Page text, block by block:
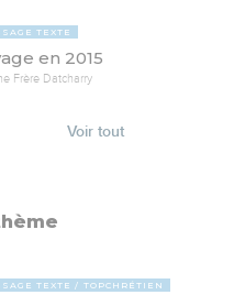
TEXTE
en 2015
Frère Datcharry
Voir tout
TEXTE TOPCHRÉTIEN